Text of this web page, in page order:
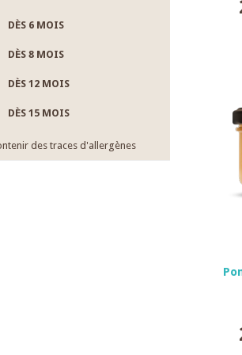
DÈS 6 MOIS
DÈS 8 MOIS
DÈS 12 MOIS
DÈS 15 MOIS
des traces d'allergènes